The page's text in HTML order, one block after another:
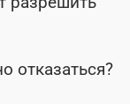
отказаться?